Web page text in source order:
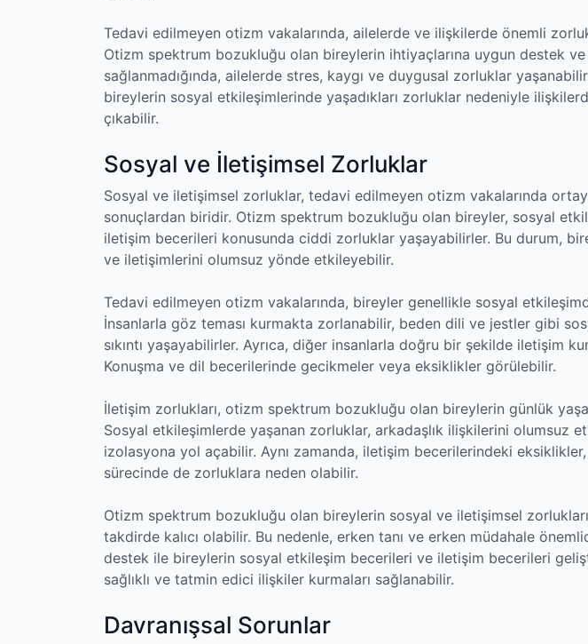
Tedavi edilmeyen otizm vakalarında, ailelerde ve ilişkilerde önemli
Otizm spektrum bozukluğu olan bireylerin ihtiyaçlarına uygun destek
sağlanmadığında, ailelerde stres, kaygı ve duygusal zorluklar
bireylerin sosyal etkileşimlerinde yaşadıkları zorluklar nedeniyle
çıkabilir.
Sosyal ve İletişimsel Zorluklar
Sosyal ve iletişimsel zorluklar, tedavi edilmeyen otizm vakalarında
sonuçlardan biridir. Otizm spektrum bozukluğu olan bireyler, sosyal
iletişim becerileri konusunda ciddi zorluklar yaşayabilirler. Bu durum,
ve iletişimlerini olumsuz yönde etkileyebilir.
Tedavi edilmeyen otizm vakalarında, bireyler genellikle sosyal
İnsanlarla göz teması kurmakta zorlanabilir, beden dili ve jestler gibi
sıkıntı yaşayabilirler. Ayrıca, diğer insanlarla doğru bir şekilde iletişim
Konuşma ve dil becerilerinde gecikmeler veya eksiklikler görülebilir.
İletişim zorlukları, otizm spektrum bozukluğu olan bireylerin günlük
Sosyal etkileşimlerde yaşanan zorluklar, arkadaşlık ilişkilerini olumsuz
izolasyona yol açabilir. Aynı zamanda, iletişim becerilerindeki
sürecinde de zorluklara neden olabilir.
Otizm spektrum bozukluğu olan bireylerin sosyal ve iletişimsel
takdirde kalıcı olabilir. Bu nedenle, erken tanı ve erken müdahale
destek ile bireylerin sosyal etkileşim becerileri ve iletişim becerileri
sağlıklı ve tatmin edici ilişkiler kurmaları sağlanabilir.
Davranışsal Sorunlar